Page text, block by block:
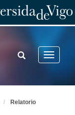
Toggle
TOGGLE
SEARCH
Relatorio